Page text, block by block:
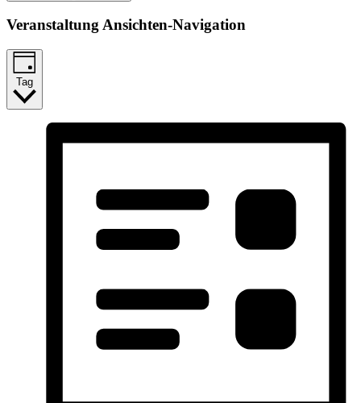
Veranstaltung Ansichten-Navigation
Tag